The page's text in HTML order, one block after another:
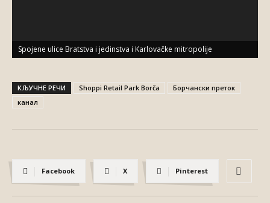
Spojene ulice Bratstva i jedinstva i Karlovačke mitropolije
КЉУЧНЕ РЕЧИ Shoppi Retail Park Borča
Борчански преток
канал
Facebook X Pinterest